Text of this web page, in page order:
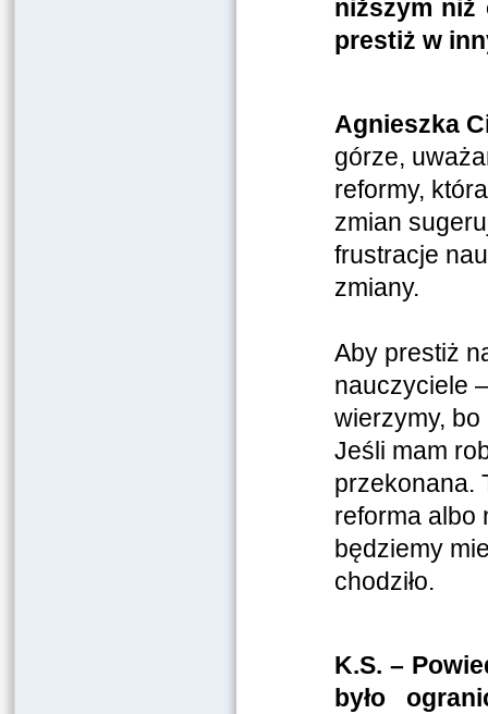
niższym niż
prestiż w
Agnieszka
górze,
reformy,
zmian
frustracje
zmiany.
Aby prestiż
nauczyciele
wierzymy, bo
Jeśli mam
przekonana.
reforma albo
będziemy
chodziło.
K.S. –
było